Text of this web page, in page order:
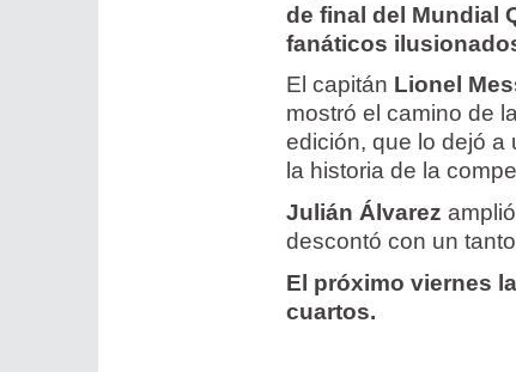
de final del Mundial
fanáticos
El capitán Lionel
mostró el camino de
edición, que lo dejó a
la historia de la
Julián Álvarez
descontó con un
El próximo viernes
cuartos.